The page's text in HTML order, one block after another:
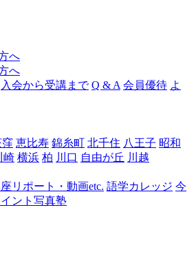
ャ
へ
へ
入会から受講まで Q & A 会員優待 よ
恵比寿 錦糸町 北千住 八王子 昭和
崎 横浜 柏 川口 自由が丘 川越
リポート・動画etc. 語学カレッジ 今
ント写真塾